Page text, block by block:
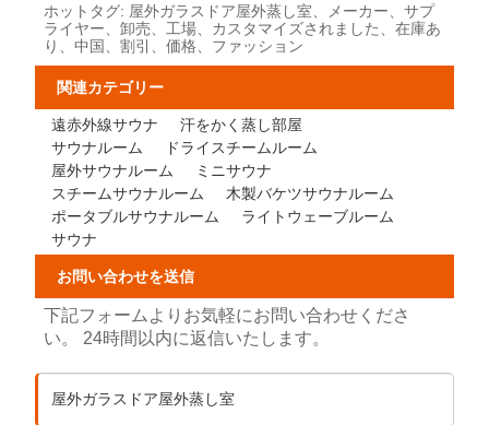
ホットタグ: 屋外ガラスドア屋外蒸し室、メーカー、サプ
ライヤー、卸売、工場、カスタマイズされました、在庫あ
り、中国、割引、価格、ファッション
関連カテゴリー
遠赤外線サウナ
汗をかく蒸し部屋
サウナルーム
ドライスチームルーム
屋外サウナルーム
ミニサウナ
スチームサウナルーム
木製バケツサウナルーム
ポータブルサウナルーム
ライトウェーブルーム
サウナ
お問い合わせを送信
下記フォームよりお気軽にお問い合わせくださ
い。 24時間以内に返信いたします。